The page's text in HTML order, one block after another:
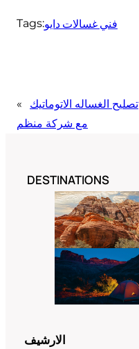
Tags:فني غسالات دايو
«
تصليح الغساله الاتوماتيك
مع شركة منظم
DESTINATIONS
الارشيف